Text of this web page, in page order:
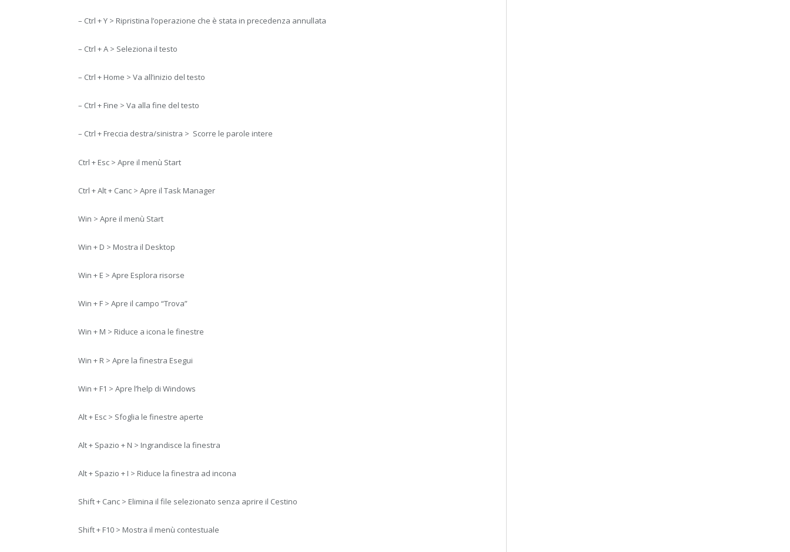
– Ctrl + Y > Ripristina l’operazione che è stata in precedenza annullata
– Ctrl + A > Seleziona il testo
– Ctrl + Home > Va all’inizio del testo
– Ctrl + Fine > Va alla fine del testo
– Ctrl + Freccia destra/sinistra > Scorre le parole intere
Ctrl + Esc > Apre il menù Start
Ctrl + Alt + Canc > Apre il Task Manager
Win > Apre il menù Start
Win + D > Mostra il Desktop
Win + E > Apre Esplora risorse
Win + F > Apre il campo “Trova”
Win + M > Riduce a icona le finestre
Win + R > Apre la finestra Esegui
Win + F1 > Apre l’help di Windows
Alt + Esc > Sfoglia le finestre aperte
Alt + Spazio + N > Ingrandisce la finestra
Alt + Spazio + I > Riduce la finestra ad incona
Shift + Canc > Elimina il file selezionato senza aprire il Cestino
Shift + F10 > Mostra il menù contestuale